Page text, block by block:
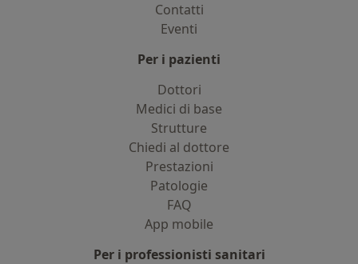
Contatti
Eventi
Per i pazienti
Dottori
Medici di base
Strutture
Chiedi al dottore
Prestazioni
Patologie
FAQ
App mobile
Per i professionisti sanitari